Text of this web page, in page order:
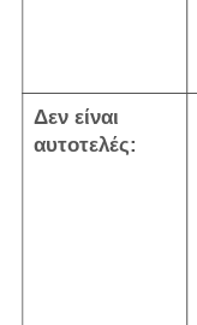
Δεν είναι
αυτοτελές: